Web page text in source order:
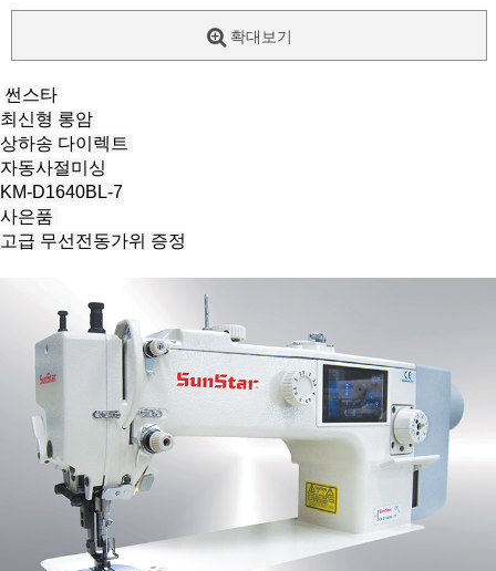
확대보기
썬스타
최신형 롱암
상하송 다이렉트
자동사절미싱
KM-D1640BL-7
사은품
고급 무선전동가위 증정